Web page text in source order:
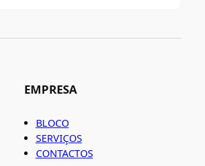
EMPRESA
BLOCO
SERVIÇOS
CONTACTOS